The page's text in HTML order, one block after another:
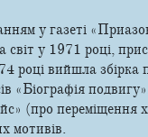
у газеті
у 1971 році,
році вийшла збірка
«Біографія
(про переміщення
мотивів.